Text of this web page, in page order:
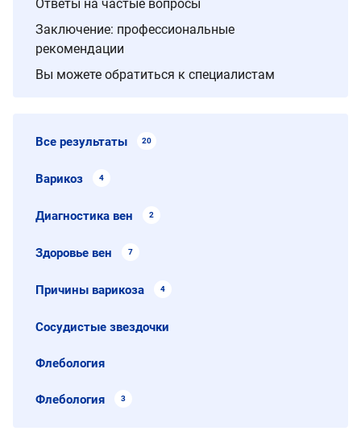
Ответы на частые вопросы
Заключение: профессиональные
рекомендации
Вы можете обратиться к специалистам
Все результаты 20
Варикоз 4
Диагностика вен 2
Здоровье вен 7
Причины варикоза 4
Сосудистые звездочки
Флебология
Флебология 3